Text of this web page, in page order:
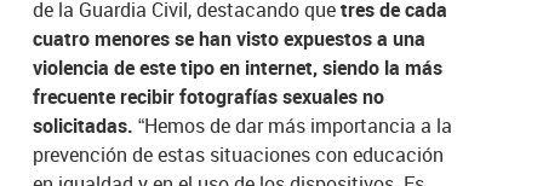
de la Guardia Civil, destacando quetres de cada
cuatro menores se han visto expuestos a una
violencia de este tipo en internet, siendo la más
frecuente recibir fotografías sexuales no
solicitadas.“Hemos de dar más importancia a la
prevención de estas situaciones con educación